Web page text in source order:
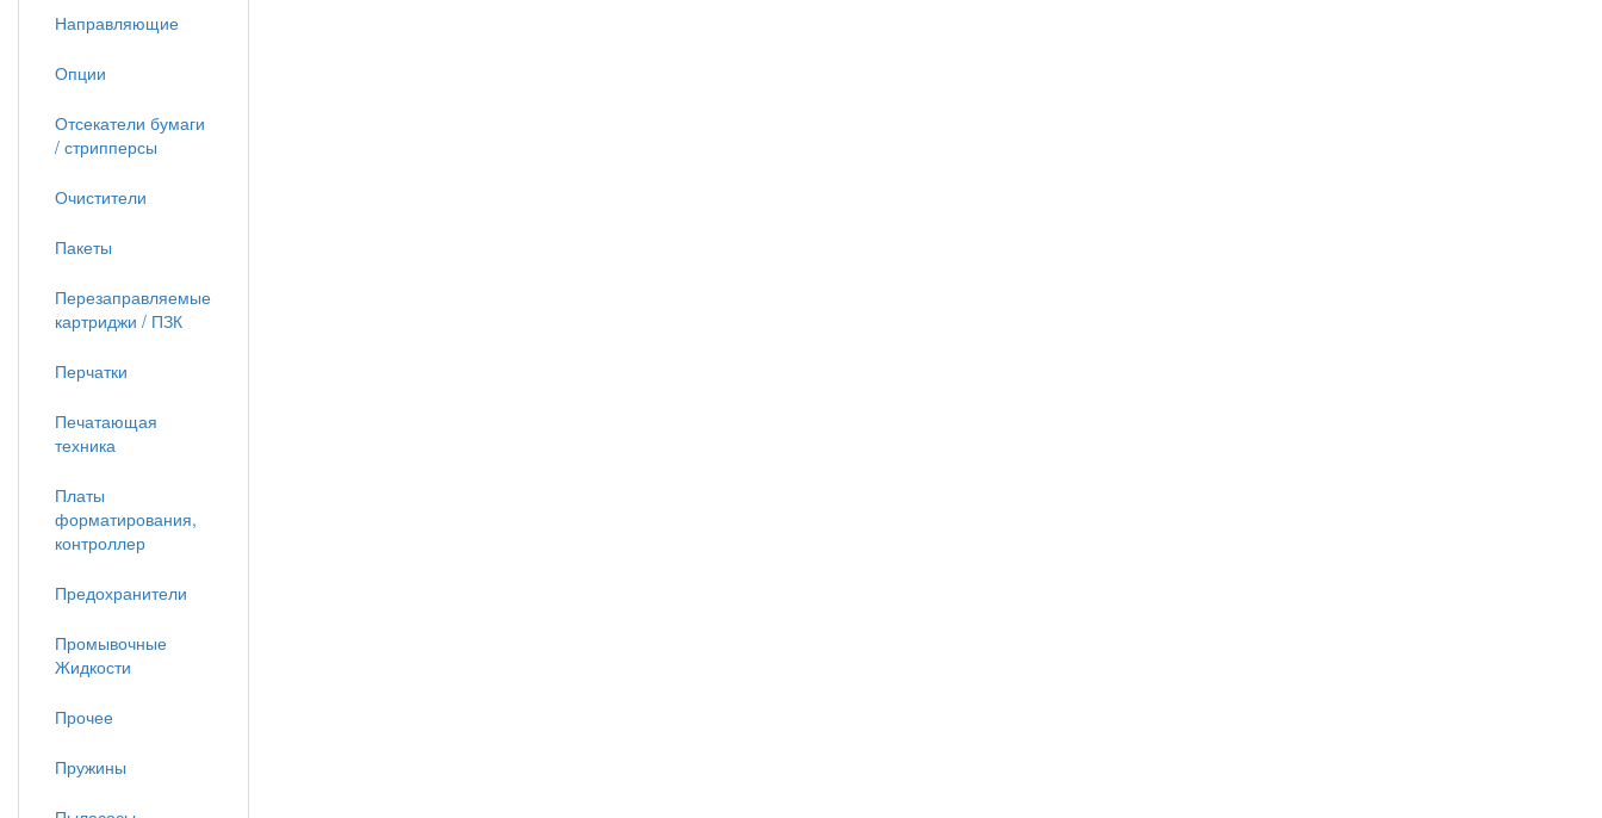
Направляющие
Опции
Отсекатели бумаги
/ стрипперсы
Очистители
Пакеты
Перезаправляемые
картриджи / ПЗК
Перчатки
Печатающая
техника
Платы
форматирования,
контроллер
Предохранители
Промывочные
Жидкости
Прочее
Пружины